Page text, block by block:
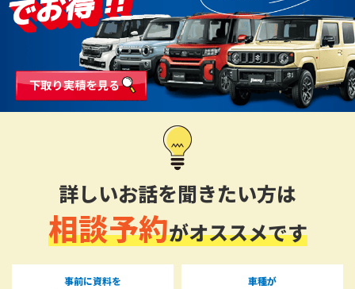
詳しいお話を聞きたい方は
相談予約がオススメです
事前に資料を
車種が